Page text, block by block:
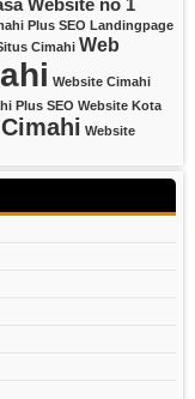
Website no 1
Plus SEO Landingpage
Cimahi Web
Website Cimahi
Plus SEO Website Kota
Website